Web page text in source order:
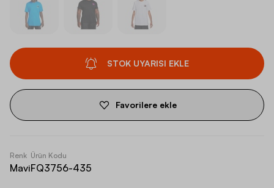
STOK UYARISI EKLE
Favorilere ekle
Renk
Mavi
Ürün Kodu
FQ3756-435